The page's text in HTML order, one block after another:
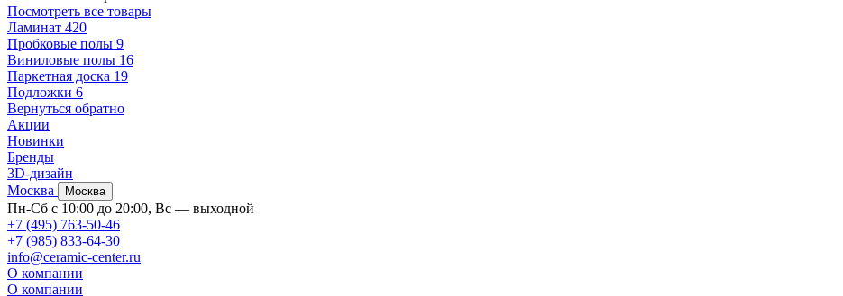
Посмотреть все товары
Ламинат 420
Пробковые полы 9
Виниловые полы 16
Паркетная доска 19
Подложки 6
Вернуться обратно
Акции
Новинки
Бренды
3D-дизайн
Москва
Москва
Пн-Сб с 10:00 до 20:00, Вс — выходной
+7 (495) 763-50-46
+7 (985) 833-64-30
info@ceramic-center.ru
О компании
О компании